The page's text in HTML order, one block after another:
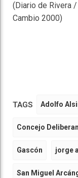
(Diario de Rivera
Cambio 2000)
TAGS Adolfo
Concejo
Gascón jorge
San Miguel